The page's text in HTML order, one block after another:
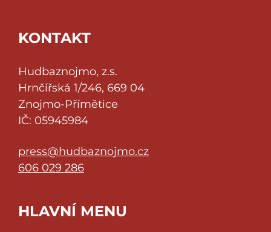
KONTAKT
Hudbaznojmo, z.s.
Hrnčířská 1/246, 669 04
Znojmo-Přímětice
IČ: 05945984
press@hudbaznojmo.cz
606 029 286
HLAVNÍ MENU